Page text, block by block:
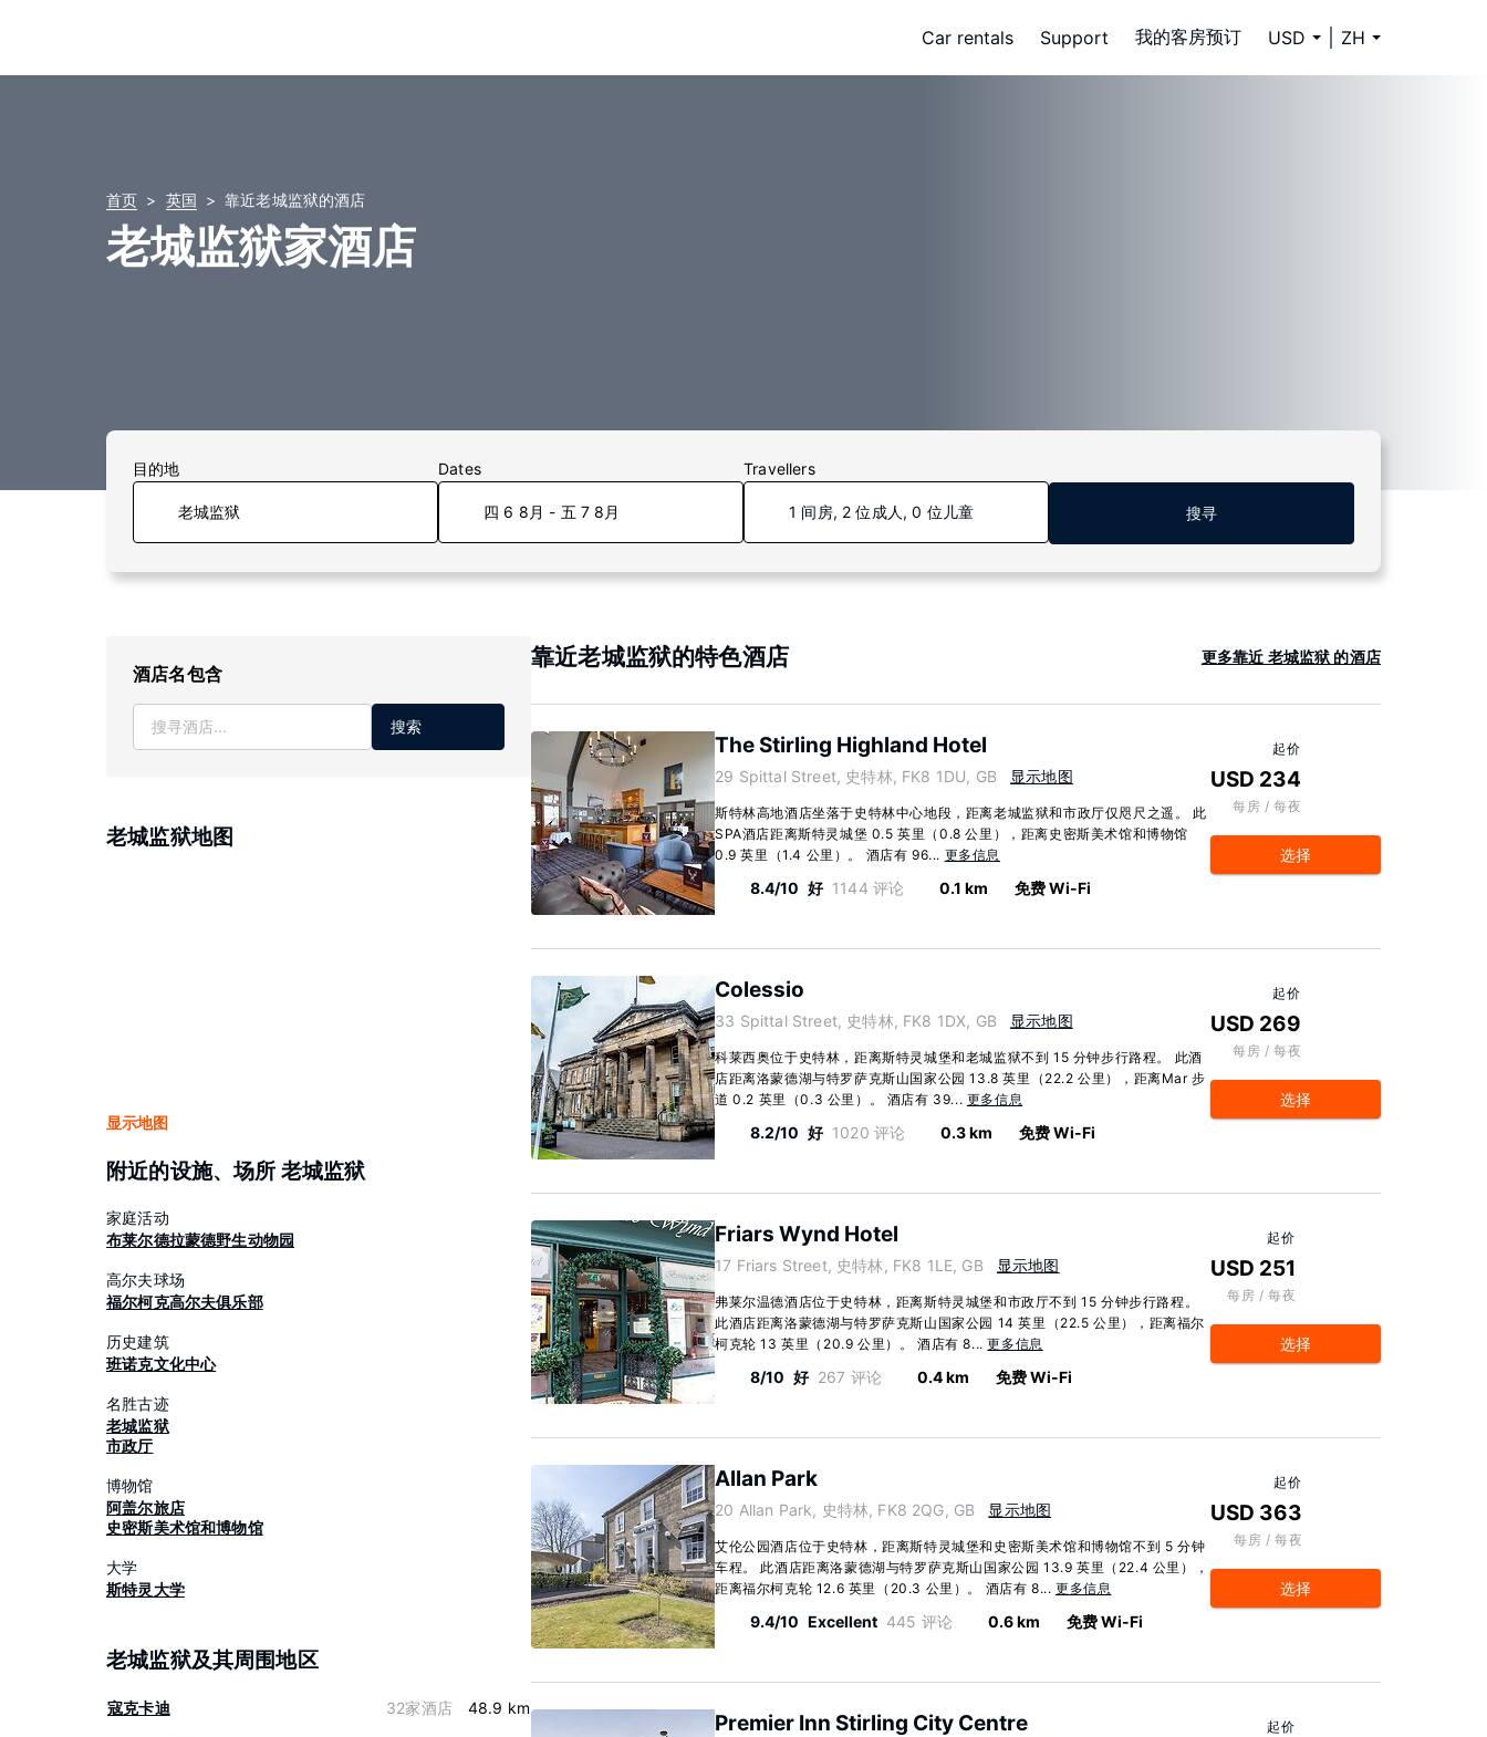
Car rentals Support 我的客房预订 USD ZH
首页 英国 靠近老城监狱的酒店
老城监狱家酒店
目的地 Dates
四 6 8月 - 五 7 8月
Travellers
1 间房, 2 位成人, 0 位儿童 搜寻
酒店名包含
搜索
老城监狱地图
显示地图
附近的设施、场所 老城监狱
家庭活动
布莱尔德拉蒙德野生动物园
高尔夫球场
福尔柯克高尔夫俱乐部
历史建筑
班诺克文化中心
名胜古迹
老城监狱
市政厅
博物馆
阿盖尔旅店
史密斯美术馆和博物馆
大学
斯特灵大学
老城监狱及其周围地区
寇克卡迪 32家酒店 48.9 km
靠近老城监狱的特色酒店 更多靠近 老城监狱 的酒店
The Stirling Highland Hotel
29 Spittal Street, 史特林, FK8 1DU, GB 显示地图
斯特林高地酒店坐落于史特林中心地段，距离老城监狱和市政厅仅咫尺之遥。 此
SPA酒店距离斯特灵城堡 0.5 英里（0.8 公里），距离史密斯美术馆和博物馆
0.9 英里（1.4 公里）。 酒店有 96... 更多信息
8.4/10 好 1144 评论 0.1 km 免费 Wi-Fi
起价
USD 234
每房 / 每夜
选择
Colessio
33 Spittal Street, 史特林, FK8 1DX, GB 显示地图
科莱西奥位于史特林，距离斯特灵城堡和老城监狱不到 15 分钟步行路程。 此酒
店距离洛蒙德湖与特罗萨克斯山国家公园 13.8 英里（22.2 公里），距离Mar 步
道 0.2 英里（0.3 公里）。 酒店有 39... 更多信息
8.2/10 好 1020 评论 0.3 km 免费 Wi-Fi
起价
USD 269
每房 / 每夜
选择
Friars Wynd Hotel
17 Friars Street, 史特林, FK8 1LE, GB 显示地图
弗莱尔温德酒店位于史特林，距离斯特灵城堡和市政厅不到 15 分钟步行路程。
此酒店距离洛蒙德湖与特罗萨克斯山国家公园 14 英里（22.5 公里），距离福尔
柯克轮 13 英里（20.9 公里）。 酒店有 8...更多信息
8/10 好 267 评论 0.4 km 免费 Wi-Fi
起价
USD 251
每房 / 每夜
选择
Allan Park
20 Allan Park, 史特林, FK8 2QG, GB 显示地图
艾伦公园酒店位于史特林，距离斯特灵城堡和史密斯美术馆和博物馆不到 5 分钟
车程。 此酒店距离洛蒙德湖与特罗萨克斯山国家公园 13.9 英里（22.4 公里），
距离福尔柯克轮 12.6 英里（20.3 公里）。 酒店有 8...更多信息
9.4/10 Excellent 445 评论 0.6 km 免费 Wi-Fi
起价
USD 363
每房 / 每夜
选择
Premier Inn Stirling City Centre 起价